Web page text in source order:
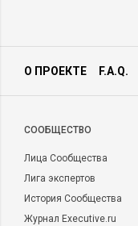
О ПРОЕКТЕ F.A.Q.
CООБЩЕСТВО
Лица Сообщества
Лига экспертов
История Сообщества
Журнал Executive.ru